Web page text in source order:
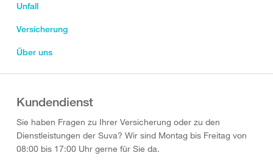
Unfall
Versicherung
Über uns
Kundendienst
Sie haben Fragen zu Ihrer Versicherung oder zu den
Dienstleistungen der Suva? Wir sind Montag bis Freitag von
08:00 bis 17:00 Uhr gerne für Sie da.